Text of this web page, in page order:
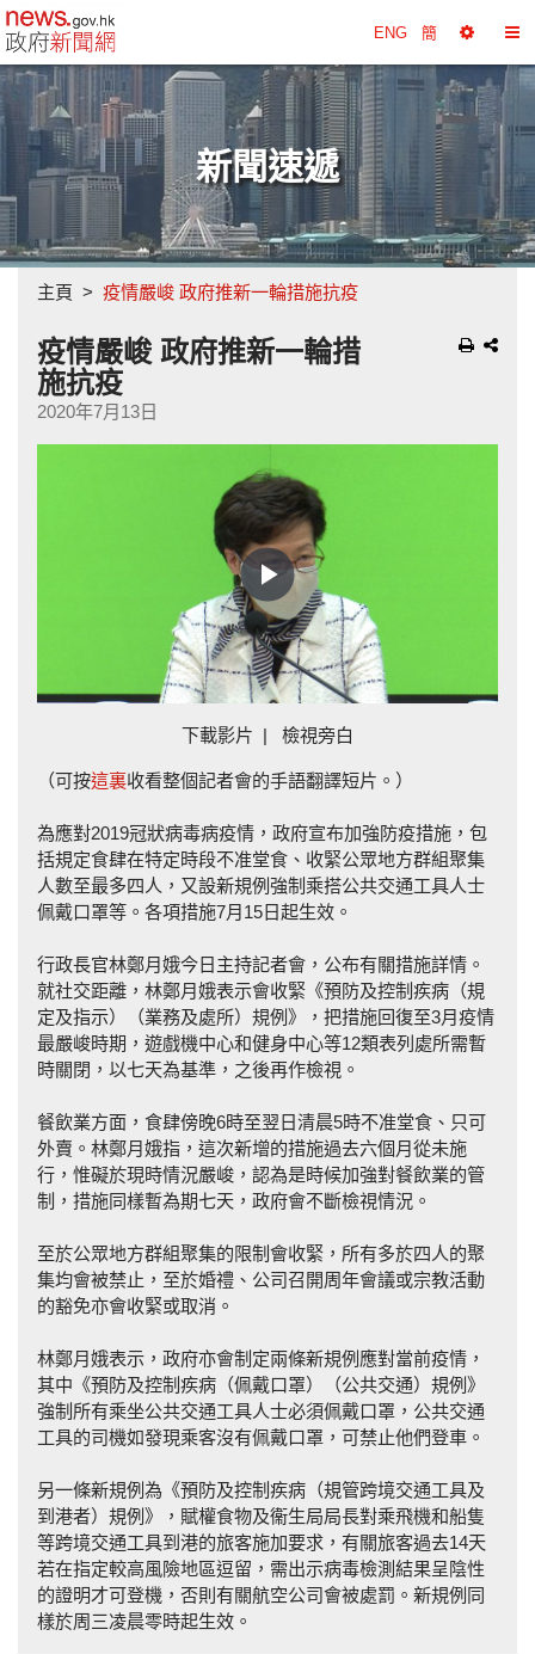
政府新聞網主頁 ENG 簡
擇
工
具
換
錄
新聞速遞
主頁 疫情嚴峻 政府推新一輪措施抗疫
疫情嚴峻 政府推新一輪措
施抗疫
2020年7月13日
Play
Video
下載影片 | 檢視旁白
（可按這裏收看整個記者會的手語翻譯短片。）
為應對2019冠狀病毒病疫情，政府宣布加強防疫措施，包
括規定食肆在特定時段不准堂食、收緊公眾地方群組聚集
人數至最多四人，又設新規例強制乘搭公共交通工具人士
佩戴口罩等。各項措施7月15日起生效。
行政長官林鄭月娥今日主持記者會，公布有關措施詳情。
就社交距離，林鄭月娥表示會收緊《預防及控制疾病（規
定及指示）（業務及處所）規例》，把措施回復至3月疫情
最嚴峻時期，遊戲機中心和健身中心等12類表列處所需暫
時關閉，以七天為基準，之後再作檢視。
餐飲業方面，食肆傍晚6時至翌日清晨5時不准堂食、只可
外賣。林鄭月娥指，這次新增的措施過去六個月從未施
行，惟礙於現時情況嚴峻，認為是時候加強對餐飲業的管
制，措施同樣暫為期七天，政府會不斷檢視情況。
至於公眾地方群組聚集的限制會收緊，所有多於四人的聚
集均會被禁止，至於婚禮、公司召開周年會議或宗教活動
的豁免亦會收緊或取消。
林鄭月娥表示，政府亦會制定兩條新規例應對當前疫情，
其中《預防及控制疾病（佩戴口罩）（公共交通）規例》
強制所有乘坐公共交通工具人士必須佩戴口罩，公共交通
工具的司機如發現乘客沒有佩戴口罩，可禁止他們登車。
另一條新規例為《預防及控制疾病（規管跨境交通工具及
到港者）規例》，賦權食物及衞生局局長對乘飛機和船隻
等跨境交通工具到港的旅客施加要求，有關旅客過去14天
若在指定較高風險地區逗留，需出示病毒檢測結果呈陰性
的證明才可登機，否則有關航空公司會被處罰。新規例同
樣於周三凌晨零時起生效。